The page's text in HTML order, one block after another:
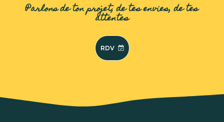
Parlons de ton projet, de tes envies, de tes
attentes
RDV